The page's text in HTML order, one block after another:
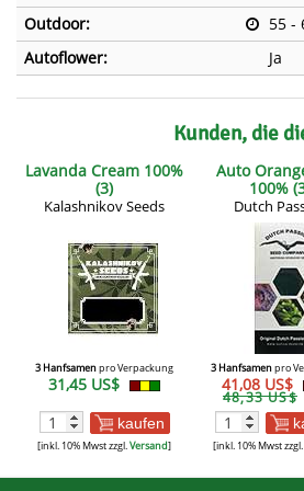
Outdoor:
55 -
Autoflower:
Ja
Kunden, die
Lavanda Cream 100%
(3)
Kalashnikov Seeds
3 Hanfsamenpro Verpackung
31,45 US$
kaufen
[inkl. 10% Mwst zzgl.Versand]
Auto
100%
Dutch
3 Hanfsamenpro
41,08 US$
48,33 US$
[inkl. 10% Mwst zzgl.